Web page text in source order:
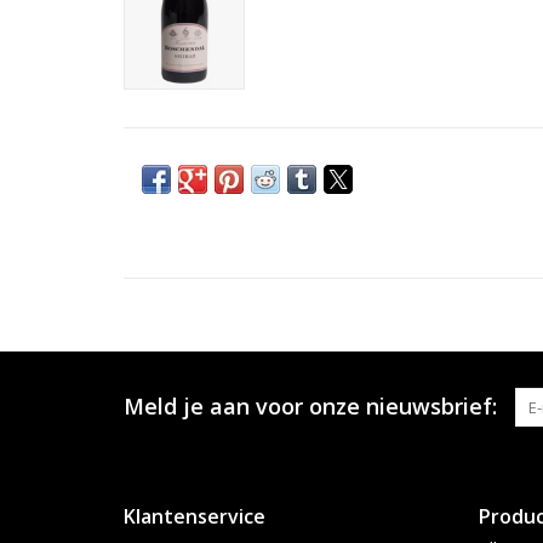
Meld je aan voor onze nieuwsbrief:
Klantenservice